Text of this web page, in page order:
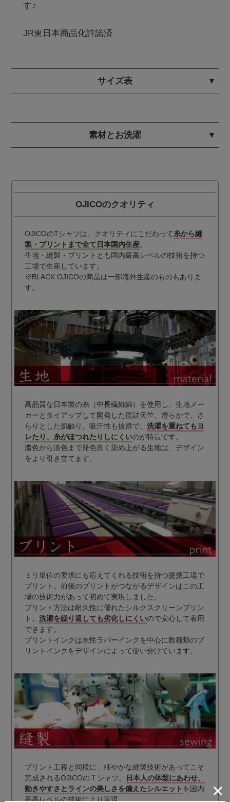
す♪
JR東日本商品化許諾済
サイズ表
素材とお洗濯
OJICOのクオリティ
OJICOのTシャツは、クオリティにこだわって糸から縫
製・プリントまで全て日本国内生産。
生地・縫製・プリントとも国内最高レベルの技術を持つ
工場で生産しています。
※BLACK OJICOの商品は一部海外生産のものもありま
す。
高品質な日本製の糸（中長繊維綿）を使用し、生地メー
カーとタイアップして開発した度詰天竺。滑らかで、さ
らりとした肌触り。吸汗性も抜群で、 洗濯を重ねてもヨ
レたり、糸がほつれたりしにくいのが特長です。
濃色から淡色まで発色良く染め上がる生地は、デザイン
をより引き立てます。
ミリ単位の要求にも応えてくれる技術を持つ提携工場で
プリント。前後のプリントがつながるデザインはこの工
場の技術力があって初めて実現しました。
プリント方法は耐久性に優れたシルクスクリーンプリン
ト。 洗濯を繰り返しても劣化しにくいので安心して着用
できます。
プリントインクは水性ラバーインクを中心に数種類のプ
リントインクをデザインによって使い分けています。
プリント工程と同様に、細やかな縫製技術があってこそ
完成されるOJICOのＴシャツ。
日本人の体型にあわせ、
動きやすさとラインの美しさを備えたシルエット を国内
最高レベルの技術により実現。